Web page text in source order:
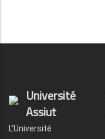
Université
Assiut
L'Université